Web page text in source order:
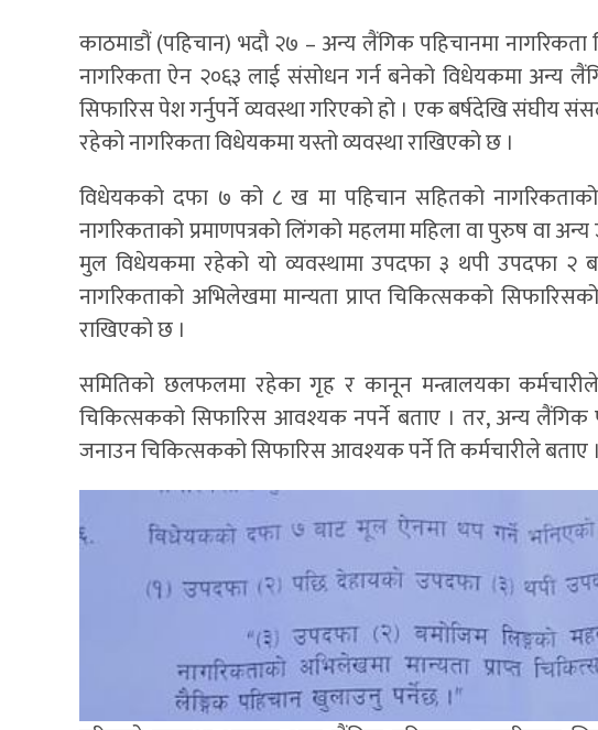
काठमाडौं (पहिचान) भदौ २७ – अन्य लैंगिक पहिचानमा
नागरिकता ऐन २०६३ लाई संसोधन गर्न बनेको विधेयकमा अन्य
सिफारिस पेश गर्नुपर्ने व्यवस्था गरिएको हो । एक बर्षदेखि
रहेको नागरिकता विधेयकमा यस्तो व्यवस्था राखिएको छ ।
विधेयकको दफा ७ को ८ ख मा पहिचान सहितको
नागरिकताको प्रमाणपत्रको लिंगको महलमा महिला वा पुरुष वा
मुल विधेयकमा रहेको यो व्यवस्थामा उपदफा ३ थपी उपदफा
नागरिकताको अभिलेखमा मान्यता प्राप्त चिकित्सकको
राखिएको छ ।
समितिको छलफलमा रहेका गृह र कानून मन्त्रालयका
चिकित्सकको सिफारिस आवश्यक नपर्ने बताए । तर, अन्य लैंगिक
जनाउन चिकित्सकको सिफारिस आवश्यक पर्ने ति कर्मचारीले बताए ।